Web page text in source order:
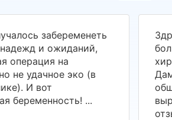
забеременеть
и ожиданий,
операция на
не удачное эко (в
И вот
беременность! ...